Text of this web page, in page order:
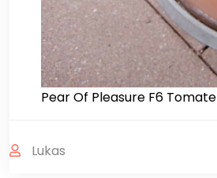
Pear Of Pleasure F6 Tomate
Lukas